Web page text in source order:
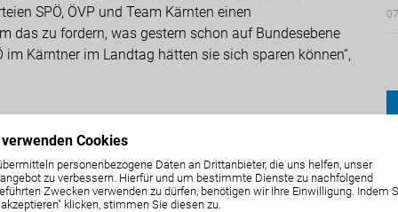
Cookies
personenbezogene Daten an Drittanbieter, die uns helfen, unser
zu verbessern. Hierfür und um bestimmte Dienste zu nachfolgend
Zwecken verwenden zu dürfen, benötigen wir Ihre Einwilligung. Indem
klicken, stimmen Sie diesen zu.
SPÖ, ÖVP und Team Kärnten einen
das zu fordern, was gestern schon auf Bundesebene
Kärntner im Landtag hätten sie sich sparen können“,